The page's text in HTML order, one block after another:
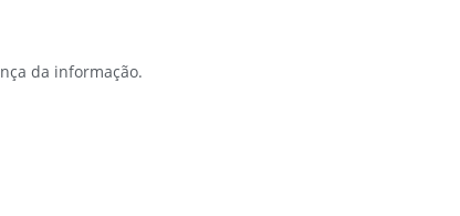
da informação.